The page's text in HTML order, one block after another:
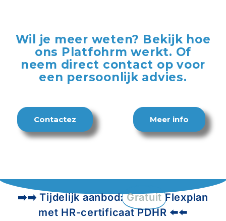
Wil je meer weten? Bekijk hoe
ons Platfohrm werkt. Of
neem direct contact op voor
een persoonlijk advies.
Contactez Meer info
➡️➡️ Tijdelijk aanbod: Gratuit Flexplan
met HR-certificaat PDHR ⬅️⬅️